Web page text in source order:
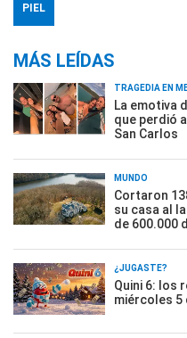
PIEL
MÁS LEÍDAS
TRAGEDIA EN
La emotiva
que perdió
San Carlos
MUNDO
Cortaron
su casa al
de 600.000
¿JUGASTE?
Quini 6: los
miércoles 5